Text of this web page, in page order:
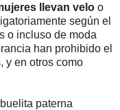
llevan velo o
según el
o incluso de moda
han prohibido el
y en otros como
paterna